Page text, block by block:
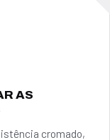
AS
cromado,